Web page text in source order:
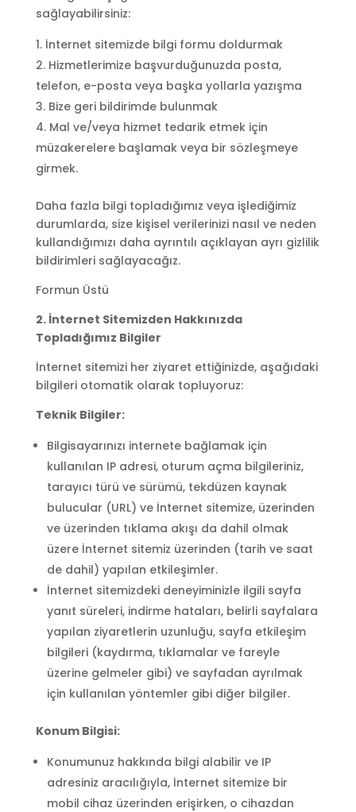
sağlayabilirsiniz:
İnternet sitemizde bilgi formu doldurmak
Hizmetlerimize başvurduğunuzda posta,
telefon, e-posta veya başka yollarla yazışma
Bize geri bildirimde bulunmak
Mal ve/veya hizmet tedarik etmek için
müzakerelere başlamak veya bir sözleşmeye
girmek.
Daha fazla bilgi topladığımız veya işlediğimiz
durumlarda, size kişisel verilerinizi nasıl ve neden
kullandığımızı daha ayrıntılı açıklayan ayrı gizlilik
bildirimleri sağlayacağız.
Formun Üstü
2. İnternet Sitemizden Hakkınızda
Topladığımız Bilgiler
İnternet sitemizi her ziyaret ettiğinizde, aşağıdaki
bilgileri otomatik olarak topluyoruz:
Teknik Bilgiler:
Bilgisayarınızı internete bağlamak için
kullanılan IP adresi, oturum açma bilgileriniz,
tarayıcı türü ve sürümü, tekdüzen kaynak
bulucular (URL) ve İnternet sitemize, üzerinden
ve üzerinden tıklama akışı da dahil olmak
üzere İnternet sitemiz üzerinden (tarih ve saat
de dahil) yapılan etkileşimler.
İnternet sitemizdeki deneyiminizle ilgili sayfa
yanıt süreleri, indirme hataları, belirli sayfalara
yapılan ziyaretlerin uzunluğu, sayfa etkileşim
bilgileri (kaydırma, tıklamalar ve fareyle
üzerine gelmeler gibi) ve sayfadan ayrılmak
için kullanılan yöntemler gibi diğer bilgiler.
Konum Bilgisi:
Konumunuz hakkında bilgi alabilir ve IP
adresiniz aracılığıyla, İnternet sitemize bir
mobil cihaz üzerinden erişirken, o cihazdan